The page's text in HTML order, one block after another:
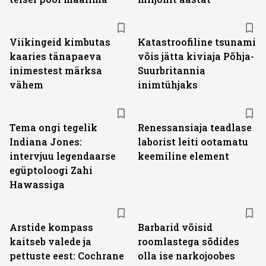
Viikingeid kimbutas
kaaries tänapaeva
inimestest märksa
vähem
Katastroofiline tsunami
võis jätta kiviaja Põhja-
Suurbritannia
inimtühjaks
Tema ongi tegelik
Indiana Jones:
intervjuu legendaarse
egüptoloogi Zahi
Hawassiga
Renessansiaja teadlase
laborist leiti ootamatu
keemiline element
Arstide kompass
kaitseb valede ja
pettuste eest: Cochrane
Barbarid võisid
roomlastega sõdides
olla ise narkojoobes